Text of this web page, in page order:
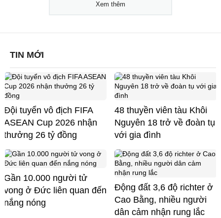
Xem thêm
TIN MỚI
Đội tuyển vô địch FIFA
ASEAN Cup 2026 nhận
thưởng 26 tỷ đồng
48 thuyền viên tàu Khôi
Nguyên 18 trở về đoàn tụ
với gia đình
Gần 10.000 người tử
vong ở Đức liên quan đến
nắng nóng
Động đất 3,6 độ richter ở
Cao Bằng, nhiều người
dân cảm nhận rung lắc